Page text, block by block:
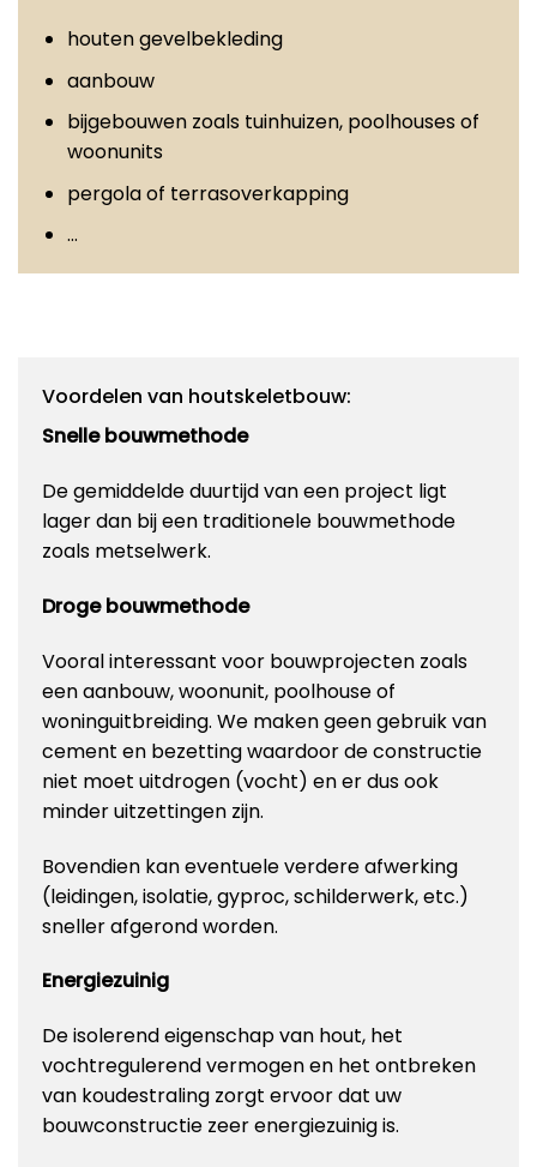
houten gevelbekleding
aanbouw
bijgebouwen zoals tuinhuizen, poolhouses of
woonunits
pergola of terrasoverkapping
…
Voordelen van houtskeletbouw:
Snelle bouwmethode
De gemiddelde duurtijd van een project ligt
lager dan bij een traditionele bouwmethode
zoals metselwerk.
Droge bouwmethode
Vooral interessant voor bouwprojecten zoals
een aanbouw, woonunit, poolhouse of
woninguitbreiding. We maken geen gebruik van
cement en bezetting waardoor de constructie
niet moet uitdrogen (vocht) en er dus ook
minder uitzettingen zijn.
Bovendien kan eventuele verdere afwerking
(leidingen, isolatie, gyproc, schilderwerk, etc.)
sneller afgerond worden.
Energiezuinig
De isolerend eigenschap van hout, het
vochtregulerend vermogen en het ontbreken
van koudestraling zorgt ervoor dat uw
bouwconstructie zeer energiezuinig is.